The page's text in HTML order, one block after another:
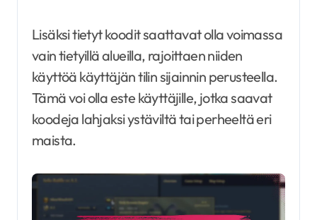
Lisäksi tietyt koodit saattavat olla voimassa
vain tietyillä alueilla, rajoittaen niiden
käyttöä käyttäjän tilin sijainnin perusteella.
Tämä voi olla este käyttäjille, jotka saavat
koodeja lahjaksi ystäviltä tai perheeltä eri
maista.